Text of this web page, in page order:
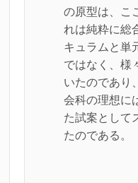
の原型は、こ
れは純粋に総
キュラムと単
ではなく、様
いたのであり
会科の理想に
た試案として
たのである。